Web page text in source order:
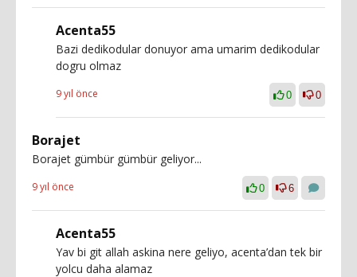
Acenta55
Bazi dedikodular donuyor ama umarim dedikodular
dogru olmaz
9 yıl önce 0 0
Borajet
Borajet gümbür gümbür geliyor...
9 yıl önce 0 6
Acenta55
Yav bi git allah askina nere geliyo, acenta’dan tek bir
yolcu daha alamaz